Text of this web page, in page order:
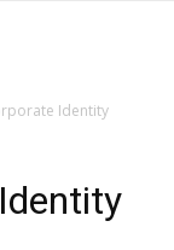
Identity